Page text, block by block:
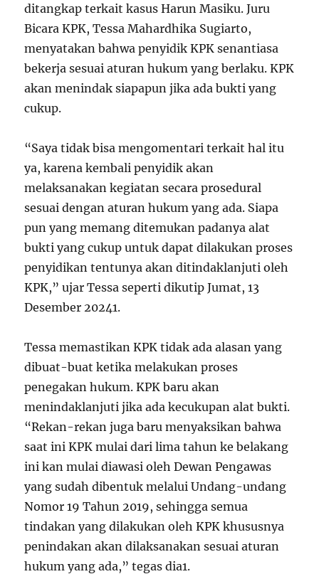
ditangkap terkait kasus Harun Masiku. Juru
Bicara KPK, Tessa Mahardhika Sugiarto,
menyatakan bahwa penyidik KPK senantiasa
bekerja sesuai aturan hukum yang berlaku. KPK
akan menindak siapapun jika ada bukti yang
cukup.
“Saya tidak bisa mengomentari terkait hal itu
ya, karena kembali penyidik akan
melaksanakan kegiatan secara prosedural
sesuai dengan aturan hukum yang ada. Siapa
pun yang memang ditemukan padanya alat
bukti yang cukup untuk dapat dilakukan proses
penyidikan tentunya akan ditindaklanjuti oleh
KPK,” ujar Tessa seperti dikutip Jumat, 13
Desember 20241.
Tessa memastikan KPK tidak ada alasan yang
dibuat-buat ketika melakukan proses
penegakan hukum. KPK baru akan
menindaklanjuti jika ada kecukupan alat bukti.
“Rekan-rekan juga baru menyaksikan bahwa
saat ini KPK mulai dari lima tahun ke belakang
ini kan mulai diawasi oleh Dewan Pengawas
yang sudah dibentuk melalui Undang-undang
Nomor 19 Tahun 2019, sehingga semua
tindakan yang dilakukan oleh KPK khususnya
penindakan akan dilaksanakan sesuai aturan
hukum yang ada,” tegas dia1.